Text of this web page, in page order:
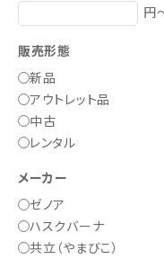
円
販売形態
新品
アウトレット品
中古
レンタル
メーカー
ゼノア
ハスクバーナ
共立（やまびこ）